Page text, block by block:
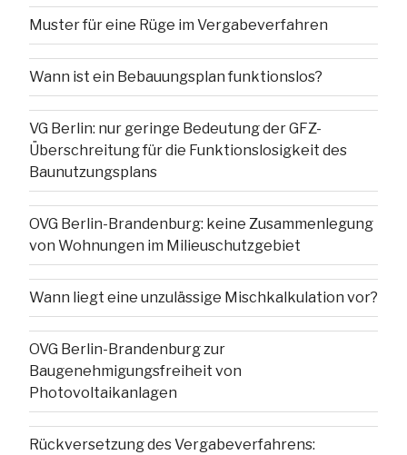
Muster für eine Rüge im Vergabeverfahren
Wann ist ein Bebauungsplan funktionslos?
VG Berlin: nur geringe Bedeutung der GFZ-
Überschreitung für die Funktionslosigkeit des
Baunutzungsplans
OVG Berlin-Brandenburg: keine Zusammenlegung
von Wohnungen im Milieuschutzgebiet
Wann liegt eine unzulässige Mischkalkulation vor?
OVG Berlin-Brandenburg zur
Baugenehmigungsfreiheit von
Photovoltaikanlagen
Rückversetzung des Vergabeverfahrens: